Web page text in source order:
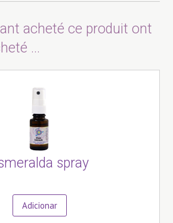
acheté ce produit ont
...
spray
Adicionar